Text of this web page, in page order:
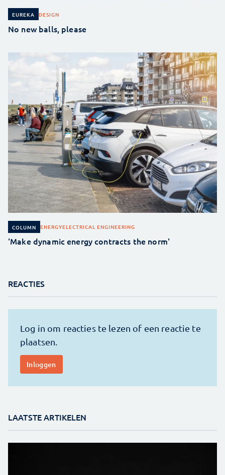
EUREKA DESIGN
No new balls, please
COLUMN ENERGYELECTRICAL ENGINEERING
'Make dynamic energy contracts the norm'
REACTIES
LAATSTE ARTIKELEN